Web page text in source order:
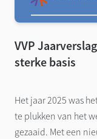
VVP
sterke basis
Het jaar 2025 was
te plukken van het
gezaaid. Met een